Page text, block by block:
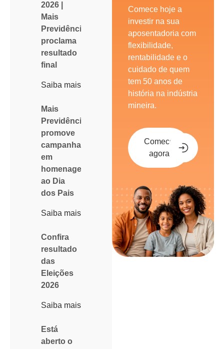
2026 |
Mais
Previdência
proclama
resultado
final
Saiba mais
Mais
Previdência
promove
campanha
em
homenagem
ao Dia
dos Pais
Saiba mais
Confira
resultado
das
Eleições
2026
Saiba mais
Está
aberto o
Comece hoje a
investir na sua
aposentadoria com
flexibilidade,
rentabilidade e o
cuidado de quem
tem 50 anos de
história na indústria
mineira.
Comece
agora